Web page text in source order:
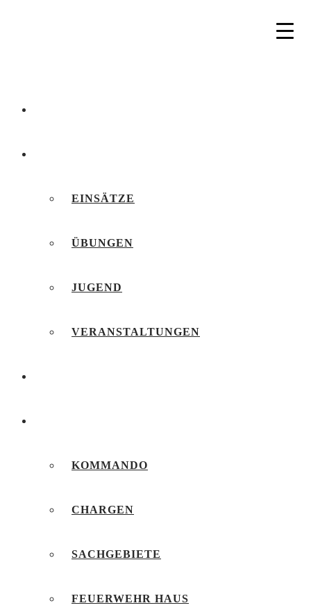
EINSÄTZE
ÜBUNGEN
JUGEND
VERANSTALTUNGEN
KOMMANDO
CHARGEN
SACHGEBIETE
FEUERWEHR HAUS